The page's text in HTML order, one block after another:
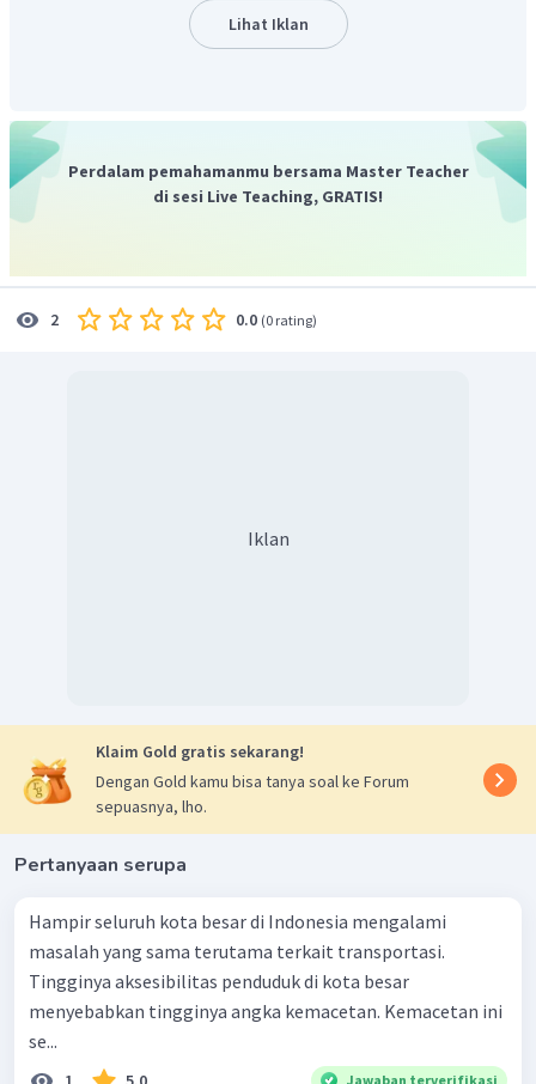
transportasi sungai dan kanal dengan membawa
muatan seperti batu bara, kayu, dll.Kapal tongkang ada
sehingga harus ditarik oleh kapal tunda atau didorong oleh
tow boats
Jadi, jawaban yang tepat adalah A.
Lihat Iklan
Perdalam pemahamanmu bersama Master Teacher
di sesi Live Teaching, GRATIS!
2 0.0 (0 rating)
Iklan
Klaim Gold gratis sekarang!
Dengan Gold kamu bisa tanya soal ke Forum
sepuasnya, lho.
Pertanyaan serupa
Hampir seluruh kota besar di Indonesia mengalami
masalah yang sama terutama terkait transportasi.
Tingginya aksesibilitas penduduk di kota besar
menyebabkan tingginya angka kemacetan. Kemacetan ini
se...
Jawaban terverifikasi